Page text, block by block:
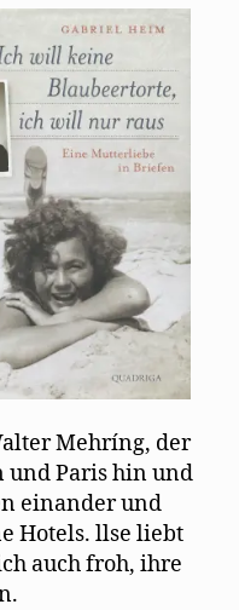
Walter
Mehring
und
Ilse
Winter
in
Paris
Mehríng, der
und Paris hin und
einander und
Hotels. llse liebt
auch froh, ihre